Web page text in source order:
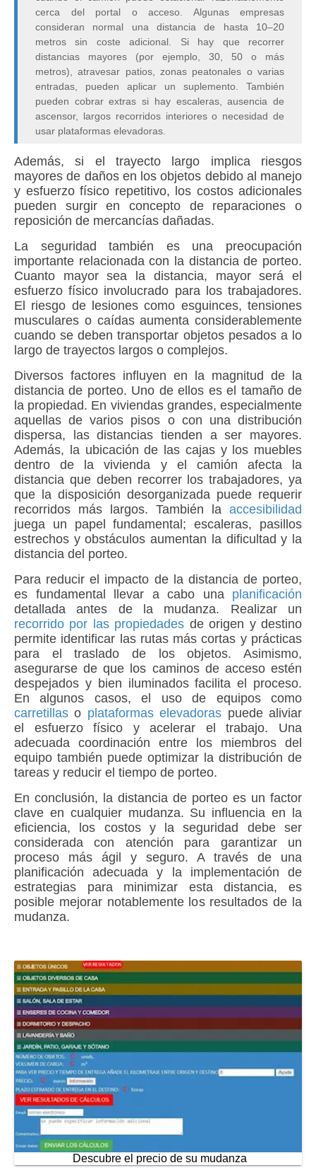
cerca del portal o acceso. Algunas empresas
consideran normal una distancia de hasta 10–20
metros sin coste adicional. Si hay que recorrer
distancias mayores (por ejemplo, 30, 50 o más
metros), atravesar patios, zonas peatonales o varias
entradas, pueden aplicar un suplemento. También
pueden cobrar extras si hay escaleras, ausencia de
ascensor, largos recorridos interiores o necesidad de
usar plataformas elevadoras.
Además, si el trayecto largo implica riesgos
mayores de daños en los objetos debido al manejo
y esfuerzo físico repetitivo, los costos adicionales
pueden surgir en concepto de reparaciones o
reposición de mercancías dañadas.
La seguridad también es una preocupación
importante relacionada con la distancia de porteo.
Cuanto mayor sea la distancia, mayor será el
esfuerzo físico involucrado para los trabajadores.
El riesgo de lesiones como esguinces, tensiones
musculares o caídas aumenta considerablemente
cuando se deben transportar objetos pesados a lo
largo de trayectos largos o complejos.
Diversos factores influyen en la magnitud de la
distancia de porteo. Uno de ellos es el tamaño de
la propiedad. En viviendas grandes, especialmente
aquellas de varios pisos o con una distribución
dispersa, las distancias tienden a ser mayores.
Además, la ubicación de las cajas y los muebles
dentro de la vivienda y el camión afecta la
distancia que deben recorrer los trabajadores, ya
que la disposición desorganizada puede requerir
recorridos más largos. También la accesibilidad
juega un papel fundamental; escaleras, pasillos
estrechos y obstáculos aumentan la dificultad y la
distancia del porteo.
Para reducir el impacto de la distancia de porteo,
es fundamental llevar a cabo una planificación
detallada antes de la mudanza. Realizar un
recorrido por las propiedades de origen y destino
permite identificar las rutas más cortas y prácticas
para el traslado de los objetos. Asimismo,
asegurarse de que los caminos de acceso estén
despejados y bien iluminados facilita el proceso.
En algunos casos, el uso de equipos como
carretillas o plataformas elevadoras puede aliviar
el esfuerzo físico y acelerar el trabajo. Una
adecuada coordinación entre los miembros del
equipo también puede optimizar la distribución de
tareas y reducir el tiempo de porteo.
En conclusión, la distancia de porteo es un factor
clave en cualquier mudanza. Su influencia en la
eficiencia, los costos y la seguridad debe ser
considerada con atención para garantizar un
proceso más ágil y seguro. A través de una
planificación adecuada y la implementación de
estrategias para minimizar esta distancia, es
posible mejorar notablemente los resultados de la
mudanza.
Descubre el precio de su mudanza